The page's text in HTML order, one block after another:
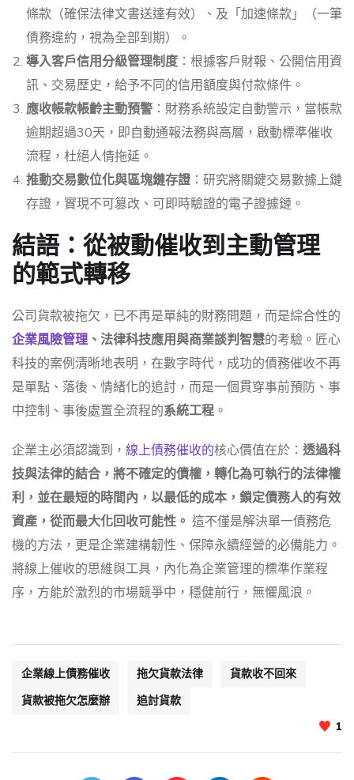
條款（確保法律文書送達有效）、及「加速條款」（一筆
債務違約，視為全部到期）。
導入客戶信用分級管理制度 ：根據客戶財報、公開信用資
訊、交易歷史，給予不同的信用額度與付款條件。
應收帳款帳齡主動預警 ：財務系統設定自動警示，當帳款
逾期超過30天，即自動通報法務與高層，啟動標準催收
流程，杜絕人情拖延。
推動交易數位化與區塊鏈存證 ：研究將關鍵交易數據上鏈
存證，實現不可篡改、可即時驗證的電子證據鏈。
結語：從被動催收到主動管理
的範式轉移
公司貨款被拖欠，已不再是單純的財務問題，而是綜合性的
企業風險管理 、法律科技應用與商業談判智慧的考驗。匠心
科技的案例清晰地表明，在數字時代，成功的債務催收不再
是單點、落後、情緒化的追討，而是一個貫穿事前預防、事
中控制、事後處置全流程的系統工程 。
企業主必須認識到， 線上債務催收的核心價值在於： 透過科
技與法律的結合，將不確定的債權，轉化為可執行的法律權
利，並在最短的時間內，以最低的成本，鎖定債務人的有效
資產，從而最大化回收可能性。 這不僅是解決單一債務危
機的方法，更是企業建構韌性、保障永續經營的必備能力。
將線上催收的思維與工具，內化為企業管理的標準作業程
序，方能於激烈的市場競爭中，穩健前行，無懼風浪。
企業線上債務催收 拖欠貨款法律
貨款收不回來
貨款被拖欠怎麼辦
追討貨款
1